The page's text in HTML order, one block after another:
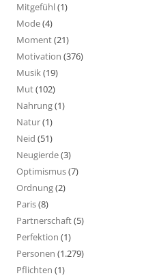
Mitgefühl(1)
Mode(4)
Moment(21)
Motivation (376)
Musik(19)
Mut(102)
Nahrung(1)
Natur(1)
Neid (51)
Neugierde(3)
Optimismus(7)
Ordnung(2)
Paris(8)
Partnerschaft(5)
Perfektion (1)
Personen (1.279)
Pflichten (1)